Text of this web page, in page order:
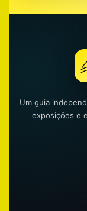
Um guia
exposições e